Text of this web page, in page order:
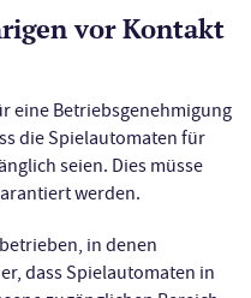
vor Kontakt
eine Betriebsgenehmigung
die Spielautomaten für
seien. Dies müsse
werden.
in denen
dass Spielautomaten in